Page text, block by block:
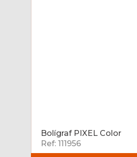
Bolígraf PIXEL Color
Ref: 111956